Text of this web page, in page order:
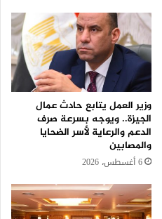
وزير العمل يتابع حادث عمال
الجيزة.. ويوجه بسرعة صرف
الدعم والرعاية لأسر الضحايا
والمصابين
6 أغسطس، 2026